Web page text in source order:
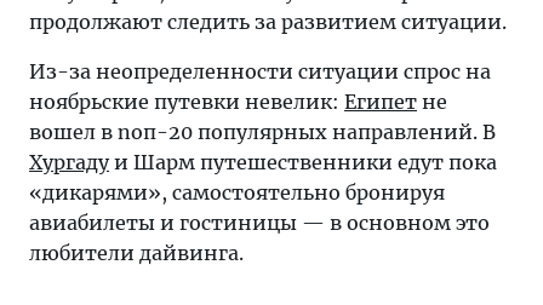
продолжают следить за развитием ситуации.
Из-за неопределенности ситуации спрос на
ноябрьские путевки невелик: Египет не
вошел в nоп-20 популярных направлений. В
Хургадуи Шарм путешественники едут пока
«дикарями», самостоятельно бронируя
авиабилеты и гостиницы — в основном это
любители дайвинга.